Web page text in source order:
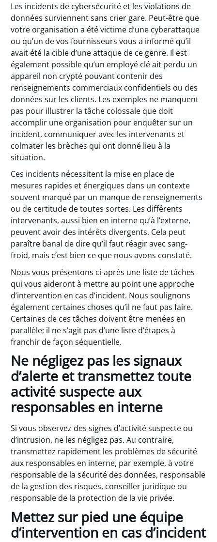
Les incidents de cybersécurité et les violations de
données surviennent sans crier gare. Peut-être que
votre organisation a été victime d’une cyberattaque
ou qu’un de vos fournisseurs vous a informé qu’il
avait été la cible d’une attaque de ce genre. Il est
également possible qu’un employé clé ait perdu un
appareil non crypté pouvant contenir des
renseignements commerciaux confidentiels ou des
données sur les clients. Les exemples ne manquent
pas pour illustrer la tâche colossale que doit
accomplir une organisation pour enquêter sur un
incident, communiquer avec les intervenants et
colmater les brèches qui ont donné lieu à la
situation.
Ces incidents nécessitent la mise en place de
mesures rapides et énergiques dans un contexte
souvent marqué par un manque de renseignements
ou de certitude de toutes sortes. Les différents
intervenants, aussi bien en interne qu’à l’externe,
peuvent avoir des intérêts divergents. Cela peut
paraître banal de dire qu’il faut réagir avec sang-
froid, mais c’est bien ce que nous avons constaté.
Nous vous présentons ci-après une liste de tâches
qui vous aideront à mettre au point une approche
d’intervention en cas d’incident. Nous soulignons
également certaines choses qu’il ne faut pas faire.
Certaines de ces tâches doivent être menées en
parallèle; il ne s’agit pas d’une liste d’étapes à
franchir de façon séquentielle.
Ne négligez pas les signaux
d’alerte et transmettez toute
activité suspecte aux
responsables en interne
Si vous observez des signes d’activité suspecte ou
d’intrusion, ne les négligez pas. Au contraire,
transmettez rapidement les problèmes de sécurité
aux responsables en interne, par exemple, à votre
responsable de la sécurité des données, responsable
de la gestion des risques, conseiller juridique ou
responsable de la protection de la vie privée.
Mettez sur pied une équipe
d’intervention en cas d’incident